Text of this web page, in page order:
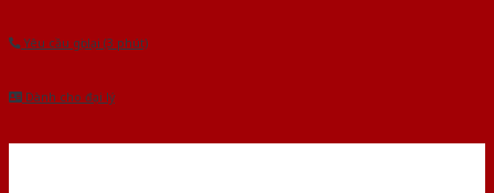
Yêu cầu gọi lại (3 phút)
Dành cho đại lý